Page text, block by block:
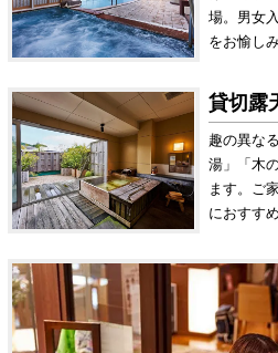
場。男女
をお愉し
貸切露
趣の異な
湯」「木
ます。ご
におすす